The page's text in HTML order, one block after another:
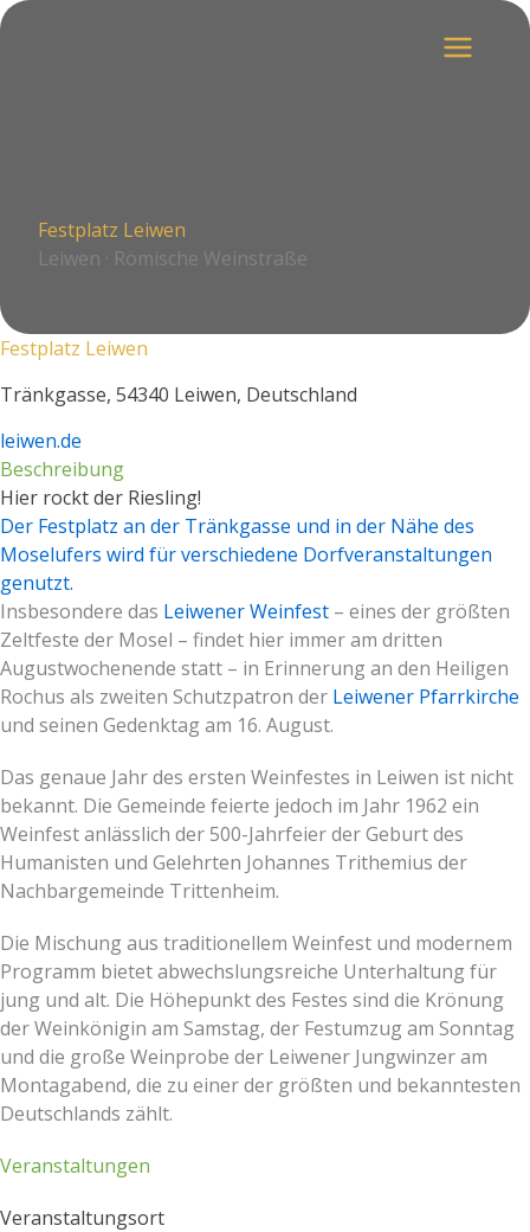
Zum
Festplatz Leiwen
Leiwen · Römische Weinstraße
Festplatz Leiwen
Tränkgasse, 54340 Leiwen, Deutschland
leiwen.de
Beschreibung
Hier rockt der Riesling!
Der Festplatz an der Tränkgasse und in der Nähe des
Moselufers wird für verschiedene Dorfveranstaltungen
genutzt.
Insbesondere das Leiwener Weinfest – eines der größten
Zeltfeste der Mosel – findet hier immer am dritten
Augustwochenende statt – in Erinnerung an den Heiligen
Rochus als zweiten Schutzpatron der Leiwener Pfarrkirche
und seinen Gedenktag am 16. August.
Das genaue Jahr des ersten Weinfestes in Leiwen ist nicht
bekannt. Die Gemeinde feierte jedoch im Jahr 1962 ein
Weinfest anlässlich der 500-Jahrfeier der Geburt des
Humanisten und Gelehrten Johannes Trithemius der
Nachbargemeinde Trittenheim.
Die Mischung aus traditionellem Weinfest und modernem
Programm bietet abwechslungsreiche Unterhaltung für
jung und alt. Die Höhepunkt des Festes sind die Krönung
der Weinkönigin am Samstag, der Festumzug am Sonntag
und die große Weinprobe der Leiwener Jungwinzer am
Montagabend, die zu einer der größten und bekanntesten
Deutschlands zählt.
Veranstaltungen
Veranstaltungsort